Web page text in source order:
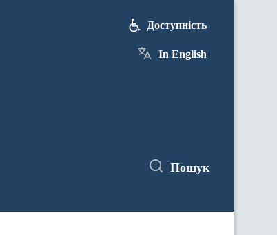
Доступність
In English
Пошук